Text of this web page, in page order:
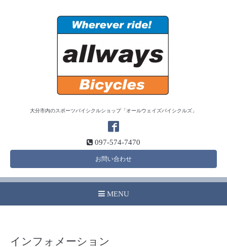
大分市内のスポーツバイシクルショップ「オールウェイズバイシクルズ」
097-574-7470
お問い合わせ
MENU
インフォメーション